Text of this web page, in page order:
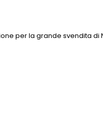
per la grande svendita